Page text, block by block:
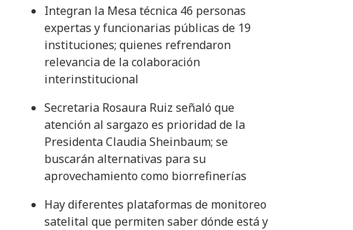
Integran la Mesa técnica 46 personas
expertas y funcionarias públicas de 19
instituciones; quienes refrendaron
relevancia de la colaboración
interinstitucional
Secretaria Rosaura Ruiz señaló que
atención al sargazo es prioridad de la
Presidenta Claudia Sheinbaum; se
buscarán alternativas para su
aprovechamiento como biorrefinerías
Hay diferentes plataformas de monitoreo
satelital que permiten saber dónde está y